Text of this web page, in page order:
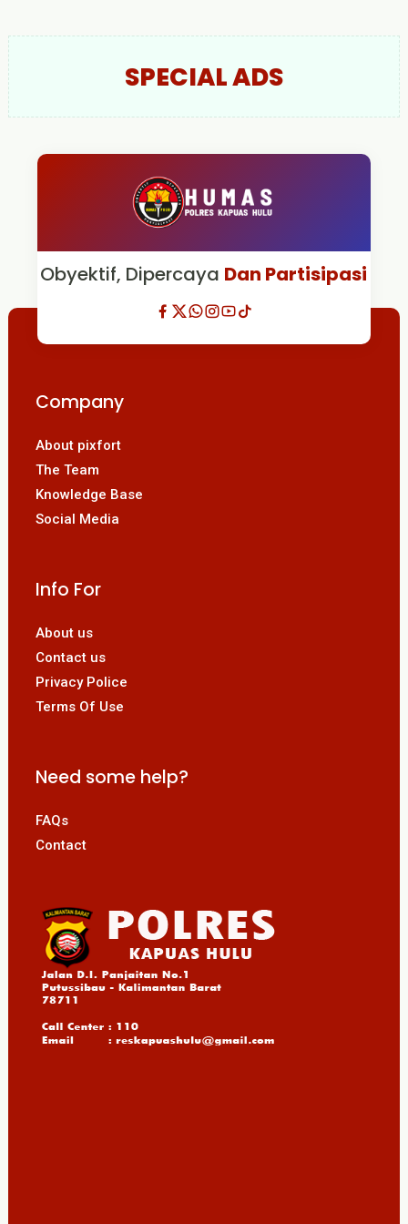
SPECIAL ADS
Obyektif, Dipercaya Dan Partisipasi
Company
About pixfort
The Team
Knowledge Base
Social Media
Info For
About us
Contact us
Privacy Police
Terms Of Use
Need some help?
FAQs
Contact